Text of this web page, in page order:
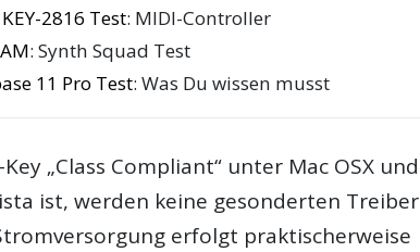
2816 Test: MIDI-Controller
: Synth Squad Test
11 Pro Test: Was Du wissen musst
Key „Class Compliant“ unter Mac OSX und
ist, werden keine gesonderten Treiber
erfolgt praktischerweise